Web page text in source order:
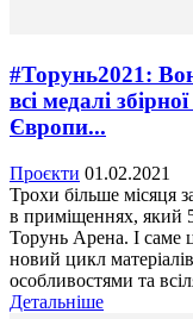
#Торунь2021:
всі медалі
Європи...
Проєкти 01.02.2021
Трохи більше місяця
в приміщеннях, який
Торунь Арена. І саме
новий цикл
особливостями та
Детальніше